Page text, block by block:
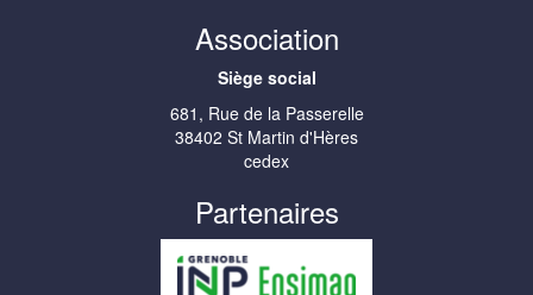
Association
Siège social
681, Rue de la Passerelle
38402 St Martin d'Hères
cedex
Partenaires